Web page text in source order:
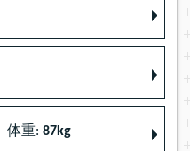
体重: 87kg